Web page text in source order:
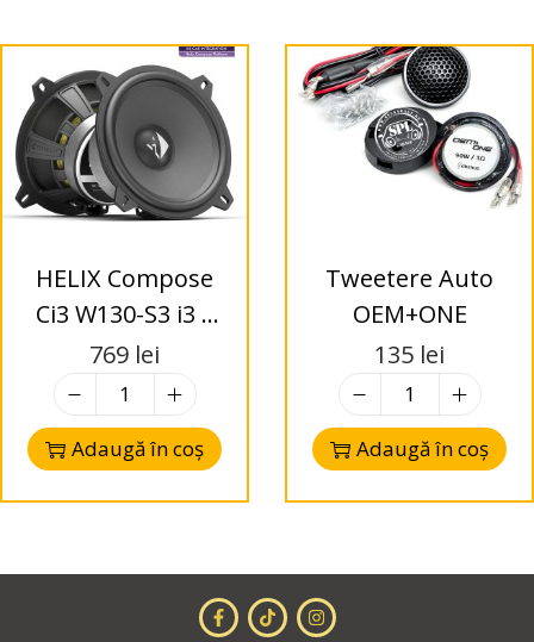
HELIX Compose
Ci3 W130-S3 i3 –
Difuzoare Woofer
130mm – 3 Ohms
769 lei
Adaugă în coș
Tweetere Auto
OEM+ONE
135 lei
Adaugă în coș